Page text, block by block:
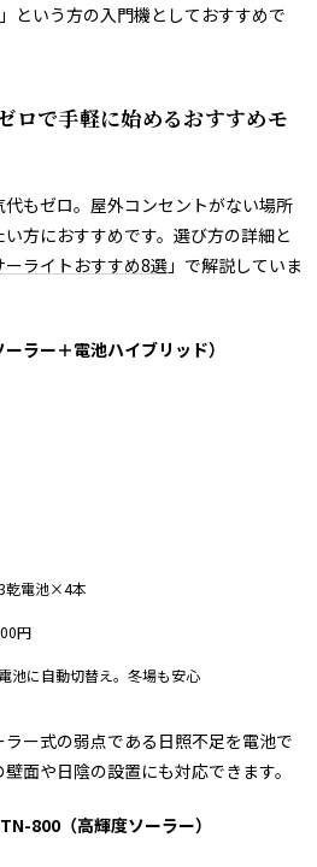
という方の入門機としておすすめで
ロで手軽に始めるおすすめモ
もゼロ。屋外コンセントがない場所
方におすすめです。選び方の詳細と
ーライトおすすめ8選 」で解説していま
ラー＋電池ハイブリッド）
乾電池×4本
円
池に自動切替え。冬場も安心
ー式の弱点である日照不足を電池で
面や日陰の設置にも対応できます。
800（高輝度ソーラー）